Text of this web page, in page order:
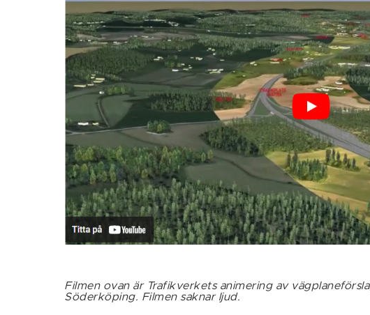
Filmen ovan är Trafikverkets animering av
Söderköping. Filmen saknar ljud.